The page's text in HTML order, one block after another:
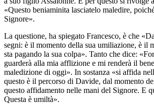
«Questo beniaminita lasciatelo maledire,
Signore».
La questione, ha spiegato Francesco, è che
segni: è il momento della sua umiliazione, è il
sta pagando la sua colpa». Tanto che dice:
guarderà alla mia afflizione e mi renderà il
maledizione di oggi». In sostanza «si affida
questo è il percorso di Davide, dal momento
questo affidamento nelle mani del Signore. E
Questa è umiltà».